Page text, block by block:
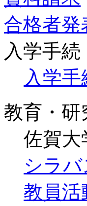
合格者発
入学手続
入学
教育・研
佐賀大
シラバ
教員活